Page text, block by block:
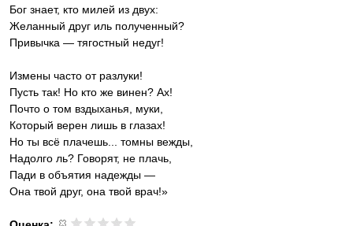
Бог знает, кто милей из двух:
Желанный друг иль полученный?
Привычка — тягостный недуг!
Измены часто от разлуки!
Пусть так! Но кто же винен? Ах!
Почто о том вздыханья, муки,
Который верен лишь в глазах!
Но ты всё плачешь... томны вежды,
Надолго ль? Говорят, не плачь,
Пади в объятия надежды —
Она твой друг, она твой врач!»